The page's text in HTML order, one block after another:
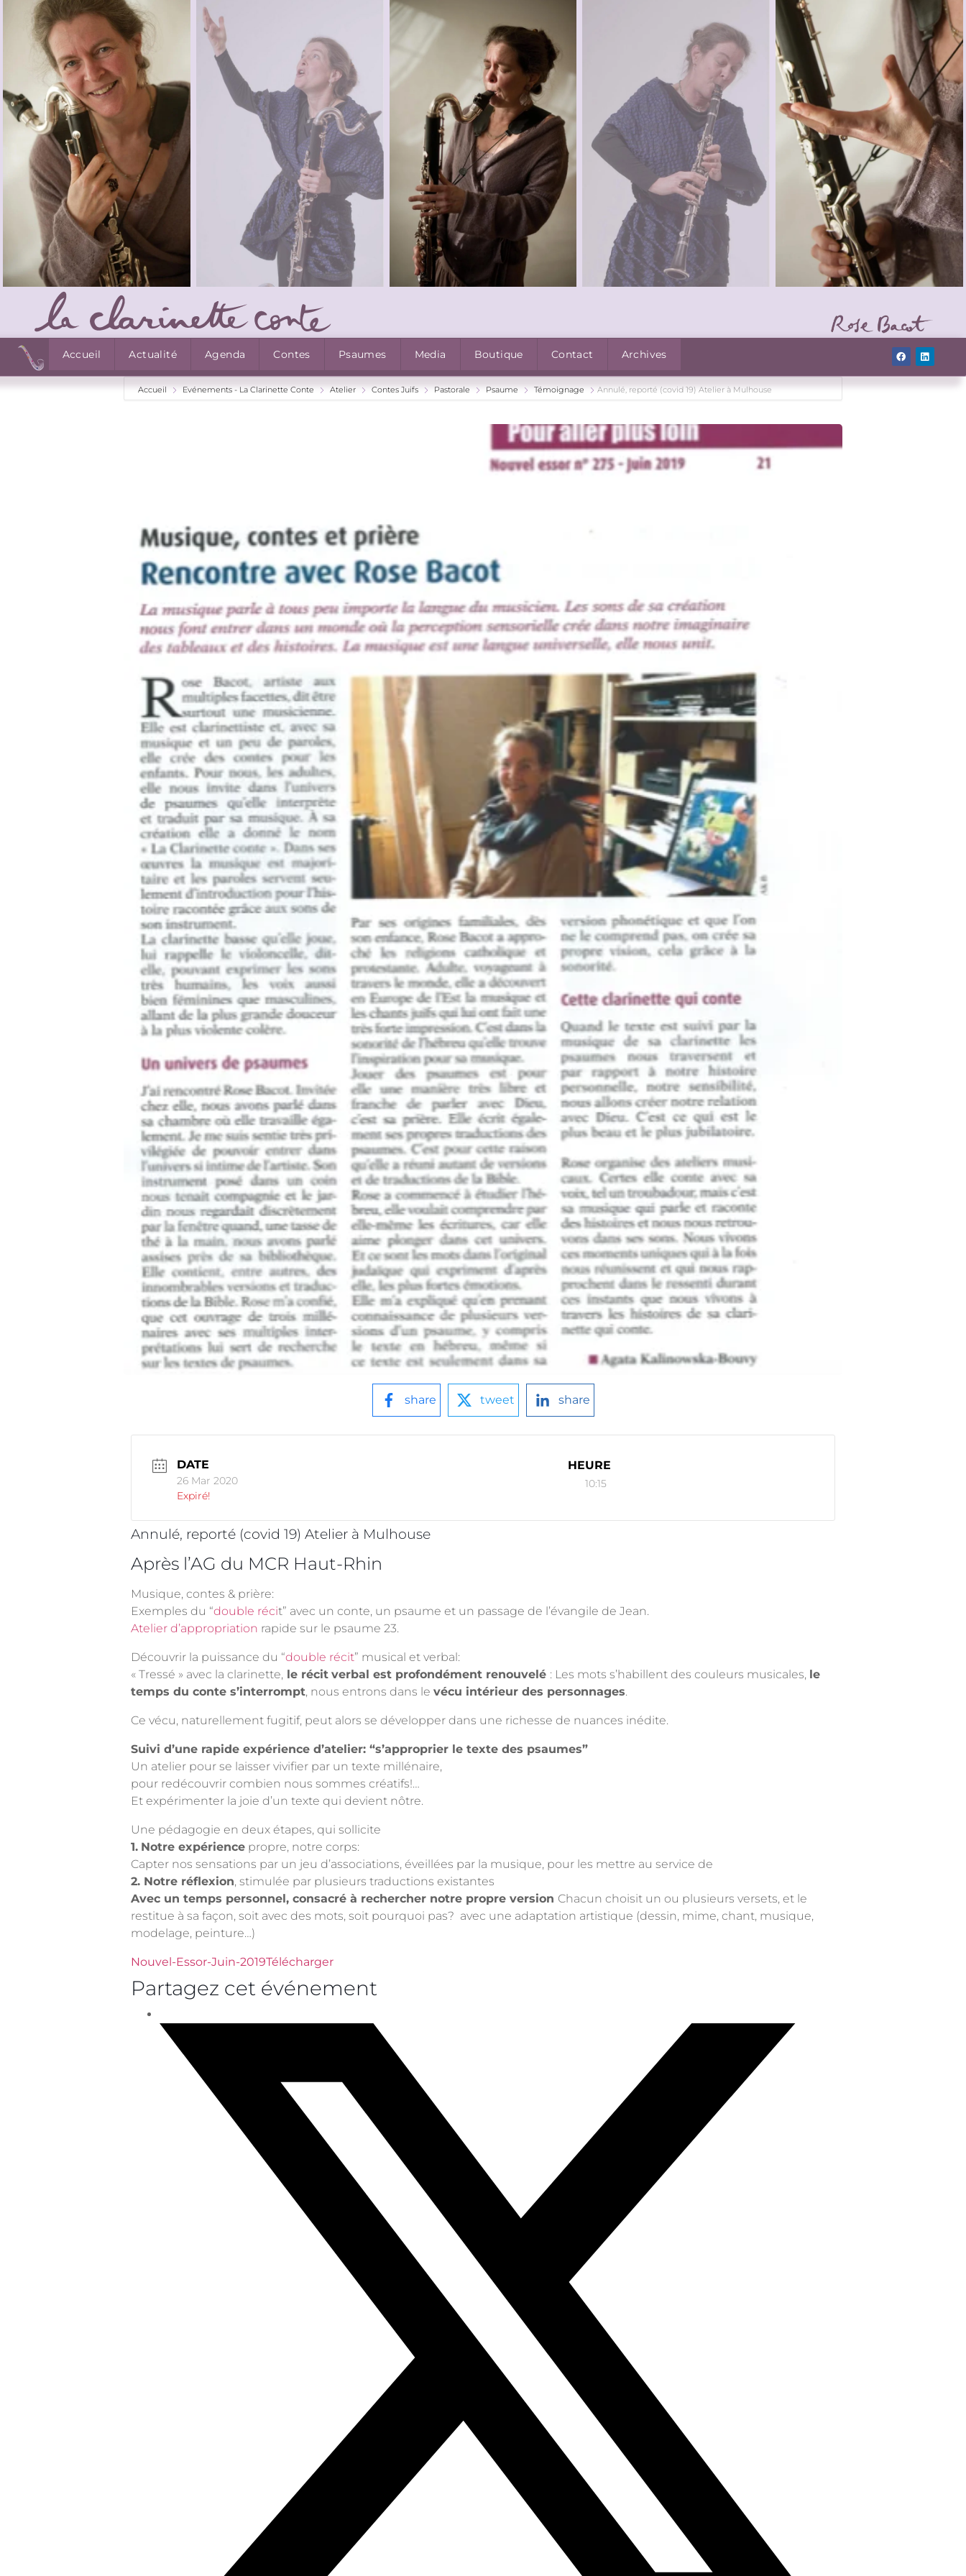
Accueil Actualité Agenda Contes Psaumes Media Boutique Contact Archives
Accueil Evénements - La Clarinette Conte Atelier Contes Juifs Pastorale Psaume Témoignage Annulé, reporté (covid 19) Atelier à Mulhouse
share tweet share
DATE
26 Mar 2020
Expiré!
HEURE
10:15
Annulé, reporté (covid 19) Atelier à Mulhouse
Après l’AG du MCR Haut-Rhin
Musique, contes & prière:
Exemples du “double récit” avec un conte, un psaume et un passage de l’évangile de Jean.
Atelier d’appropriation rapide sur le psaume 23.
Découvrir la puissance du “double récit” musical et verbal:
« Tressé » avec la clarinette, le récit verbal est profondément renouvelé : Les mots s’habillent des couleurs musicales, le
temps du conte s’interrompt, nous entrons dans le vécu intérieur des personnages.
Ce vécu, naturellement fugitif, peut alors se développer dans une richesse de nuances inédite.
Suivi d’une rapide expérience d’atelier: “s’approprier le texte des psaumes”
Un atelier pour se laisser vivifier par un texte millénaire,
pour redécouvrir combien nous sommes créatifs!…
Et expérimenter la joie d’un texte qui devient nôtre.
Une pédagogie en deux étapes, qui sollicite
1. Notre expérience propre, notre corps:
Capter nos sensations par un jeu d’associations, éveillées par la musique, pour les mettre au service de
2. Notre réflexion, stimulée par plusieurs traductions existantes
Avec un temps personnel, consacré à rechercher notre propre version Chacun choisit un ou plusieurs versets, et le
restitue à sa façon, soit avec des mots, soit pourquoi pas? avec une adaptation artistique (dessin, mime, chant, musique,
modelage, peinture…)
Nouvel-Essor-Juin-2019Télécharger
Partagez cet événement